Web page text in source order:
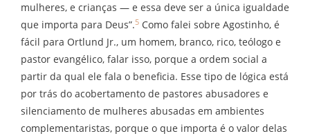
mulheres, e crianças — e essa deve ser a única igualdade
que importa para Deus”.5 Como falei sobre Agostinho, é
fácil para Ortlund Jr., um homem, branco, rico, teólogo e
pastor evangélico, falar isso, porque a ordem social a
partir da qual ele fala o beneficia. Esse tipo de lógica está
por trás do acobertamento de pastores abusadores e
silenciamento de mulheres abusadas em ambientes
complementaristas, porque o que importa é o valor delas